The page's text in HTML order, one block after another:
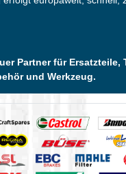
Partner für Ersatzteile,
und Werkzeug.